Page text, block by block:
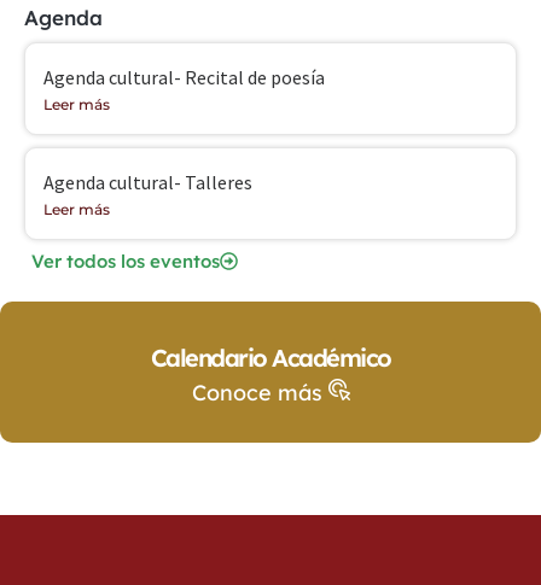
Agenda
Agenda cultural- Recital de poesía
Leer más
Agenda cultural- Talleres
Leer más
Ver todos los eventos
Calendario Académico
Conoce más